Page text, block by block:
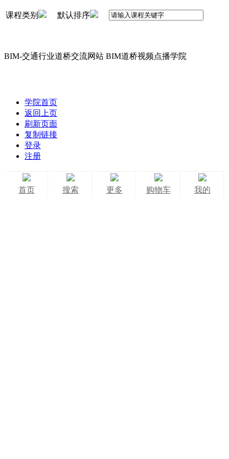
课程类别 默认排序
BIM-交通行业道桥交流网站 BIM道桥视频点播学院
学院首页
返回上页
刷新页面
复制链接
登录
注册
首页 搜索 更多 购物车 我的